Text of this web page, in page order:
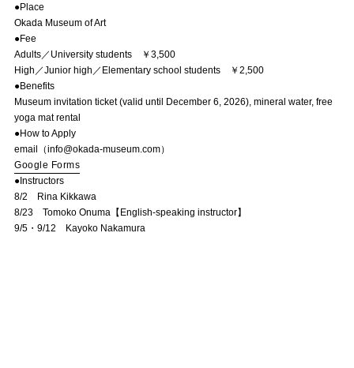
●Place
Okada Museum of Art
●Fee
Adults／University students ￥3,500
High／Junior high／Elementary school students ￥2,500
●Benefits
Museum invitation ticket (valid until December 6, 2026), mineral water, free
yoga mat rental
●How to Apply
email（info@okada-museum.com）
Google Forms
●Instructors
8/2 Rina Kikkawa
8/23 Tomoko Onuma【English-speaking instructor】
9/5・9/12 Kayoko Nakamura